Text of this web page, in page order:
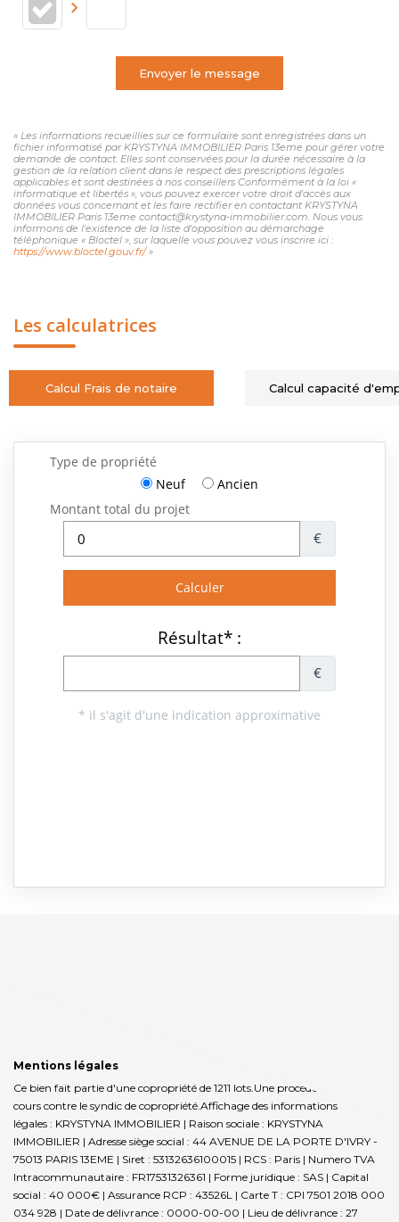
Envoyer le message
« Les informations recueillies sur ce formulaire sont enregistrées dans un
fichier informatisé par KRYSTYNA IMMOBILIER Paris 13eme pour gérer votre
demande de contact. Elles sont conservées pour la durée nécessaire à la
gestion de la relation client dans le respect des prescriptions légales
applicables et sont destinées à nos conseillers Conformément à la loi «
informatique et libertés », vous pouvez exercer votre droit d'accès aux
données vous concernant et les faire rectifier en contactant KRYSTYNA
IMMOBILIER Paris 13eme contact@krystyna-immobilier.com. Nous vous
informons de l'existence de la liste d'opposition au démarchage
téléphonique « Bloctel », sur laquelle vous pouvez vous inscrire ici :
https://www.bloctel.gouv.fr/»
Les calculatrices
Calcul Frais de notaire Calcul capacité
Mentions légales
Ce bien fait partie d'une copropriété de 1211 lots.Une procédure est en
cours contre le syndic de copropriété. Affichage des informations
légales : KRYSTYNA IMMOBILIER | Raison sociale : KRYSTYNA
IMMOBILIER | Adresse siège social : 44 AVENUE DE LA PORTE D'IVRY -
75013 PARIS 13EME | Siret : 53132636100015 | RCS : Paris | Numero TVA
Intracommunautaire : FR17531326361 | Forme juridique : SAS | Capital
social : 40 000€ | Assurance RCP : 43526L | Carte T : CPI 7501 2018 000
034 928 | Date de délivrance : 0000-00-00 | Lieu de délivrance : 27